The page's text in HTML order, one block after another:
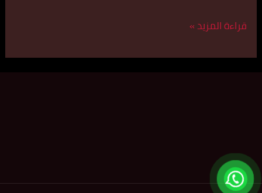
قراءة المزيد »